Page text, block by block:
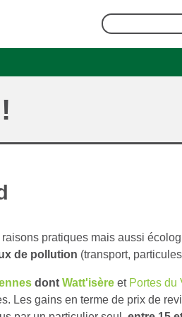
Rechercher
pratiques mais aussi
de pollution (transport,
dont Watt'isèreet Portes du
Les gains en terme de prix de